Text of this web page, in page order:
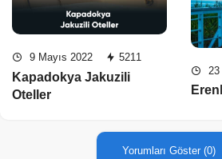
9 Mayıs 2022 5211
Kapadokya Jakuzili
Oteller
Yorumları Göster (0)